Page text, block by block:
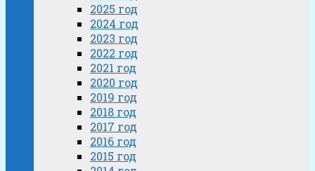
2025 год
2024 год
2023 год
2022 год
2021 год
2020 год
2019 год
2018 год
2017 год
2016 год
2015 год